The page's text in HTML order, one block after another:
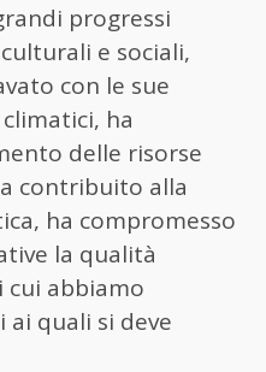
progressi
e sociali,
con le sue
ha
delle risorse
contribuito alla
ha compromesso
la qualità
cui abbiamo
ai quali si deve